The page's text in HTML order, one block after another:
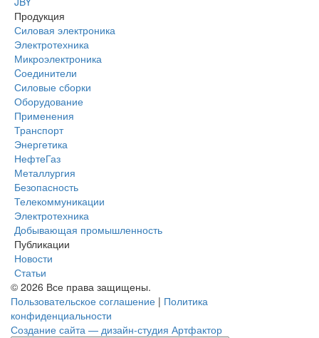
Продукция
Силовая электроника
Электротехника
Микроэлектроника
Cоединители
Силовые сборки
Оборудование
Применения
Транспорт
Энергетика
НефтеГаз
Металлургия
Безопасность
Телекоммуникации
Электротехника
Добывающая промышленность
Публикации
Новости
Статьи
© 2026 Все права защищены.
Пользовательское соглашение | Политика
конфиденциальности
Создание сайта — дизайн-студия Артфактор